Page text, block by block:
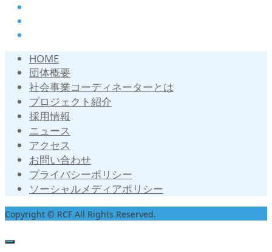
HOME
団体概要
社会事業コーディネーターとは
プロジェクト紹介
採用情報
ニュース
アクセス
お問い合わせ
プライバシーポリシー
ソーシャルメディアポリシー
Copyright © RCF All Rights Reserved.